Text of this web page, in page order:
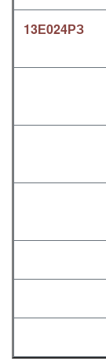
13Е024РЗ